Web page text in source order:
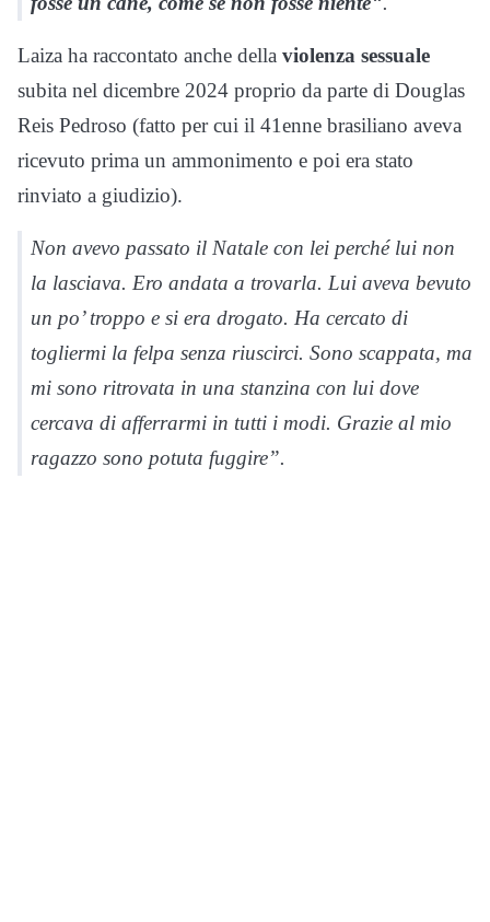
Laiza ha raccontato anche della violenza sessuale
subita nel dicembre 2024 proprio da parte di Douglas
Reis Pedroso (fatto per cui il 41enne brasiliano aveva
ricevuto prima un ammonimento e poi era stato
rinviato a giudizio).
Non avevo passato il Natale con lei perché lui non
la lasciava. Ero andata a trovarla. Lui aveva bevuto
un po’ troppo e si era drogato. Ha cercato di
togliermi la felpa senza riuscirci. Sono scappata, ma
mi sono ritrovata in una stanzina con lui dove
cercava di afferrarmi in tutti i modi. Grazie al mio
ragazzo sono potuta fuggire”.